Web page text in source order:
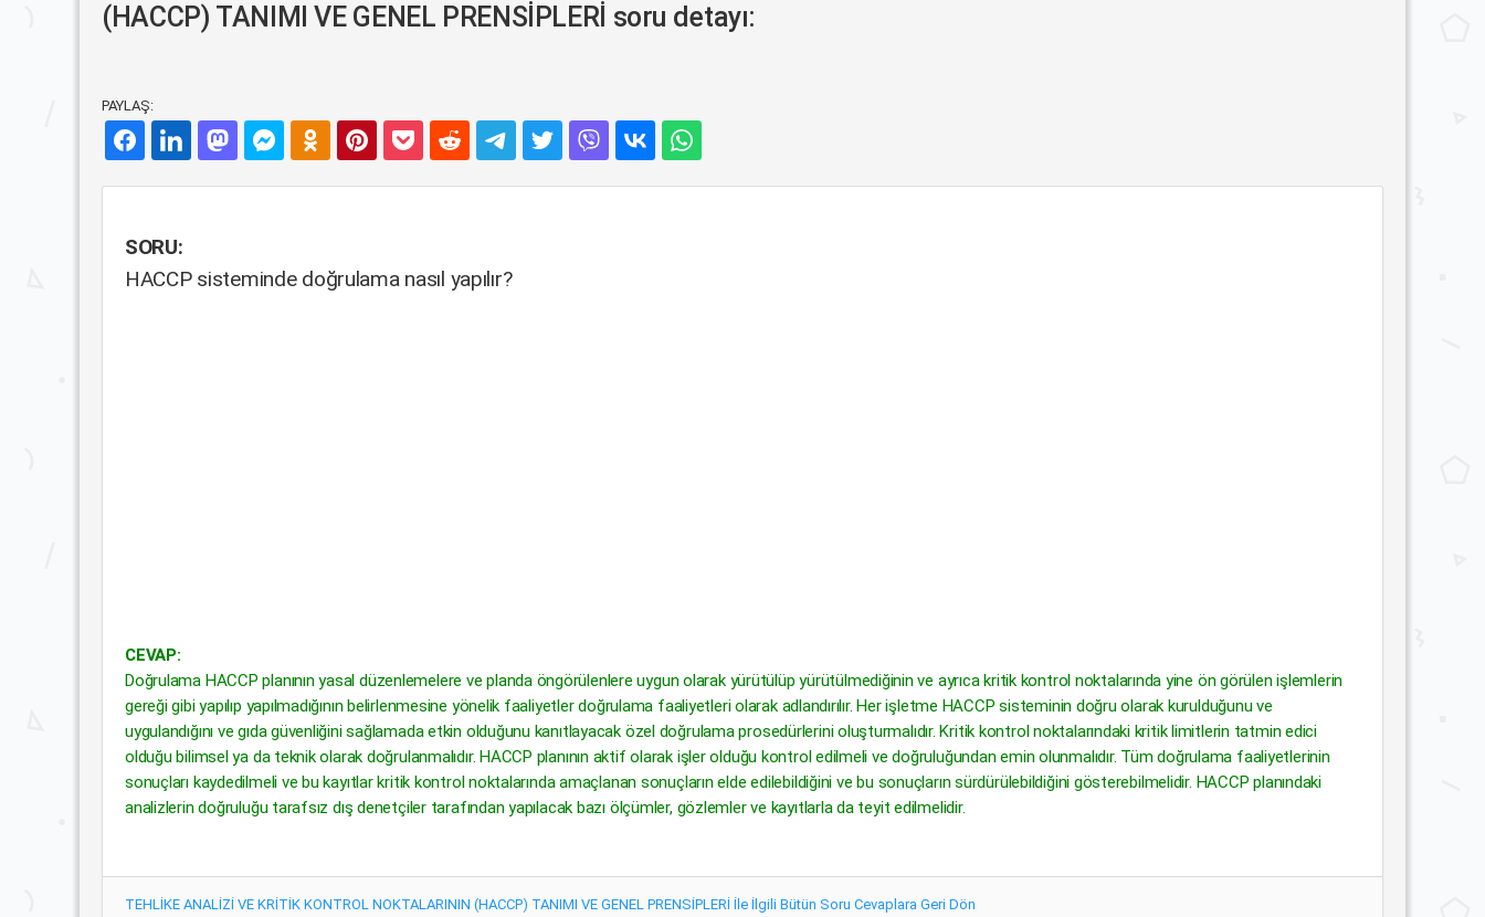
(HACCP) TANIMI VE GENEL PRENSİPLERİ soru detayı:
PAYLAŞ:
SORU:
HACCP sisteminde doğrulama nasıl yapılır?
CEVAP:
Doğrulama HACCP planının yasal düzenlemelere ve planda öngörülenlere uygun olarak yürütülüp yürütülmediğinin ve ayrıca kritik kontrol noktalarında yine ön görülen işlemlerin
gereği gibi yapılıp yapılmadığının belirlenmesine yönelik faaliyetler doğrulama faaliyetleri olarak adlandırılır. Her işletme HACCP sisteminin doğru olarak kurulduğunu ve
uygulandığını ve gıda güvenliğini sağlamada etkin olduğunu kanıtlayacak özel doğrulama prosedürlerini oluşturmalıdır. Kritik kontrol noktalarındaki kritik limitlerin tatmin edici
olduğu bilimsel ya da teknik olarak doğrulanmalıdır. HACCP planının aktif olarak işler olduğu kontrol edilmeli ve doğruluğundan emin olunmalıdır. Tüm doğrulama faaliyetlerinin
sonuçları kaydedilmeli ve bu kayıtlar kritik kontrol noktalarında amaçlanan sonuçların elde edilebildiğini ve bu sonuçların sürdürülebildiğini gösterebilmelidir. HACCP planındaki
analizlerin doğruluğu tarafsız dış denetçiler tarafından yapılacak bazı ölçümler, gözlemler ve kayıtlarla da teyit edilmelidir.
TEHLİKE ANALİZİ VE KRİTİK KONTROL NOKTALARININ (HACCP) TANIMI VE GENEL PRENSİPLERİ İle İlgili Bütün Soru Cevaplara Geri Dön